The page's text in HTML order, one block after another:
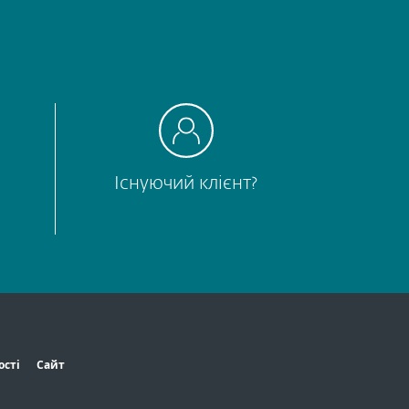
Існуючий клієнт?
Сайт